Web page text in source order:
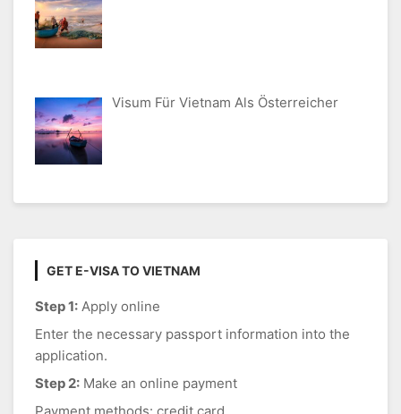
Visum Für Vietnam Als Österreicher
GET E-VISA TO VIETNAM
Step 1: Apply online
Enter the necessary passport information into the
application.
Step 2: Make an online payment